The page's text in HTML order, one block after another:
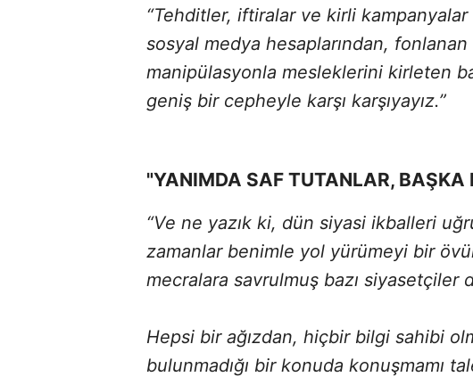
“Tehditler, iftiralar ve kirli
sosyal medya hesaplarından,
manipülasyonla mesleklerini kirleten
geniş bir cepheyle karşı karşıyayız.”
"YANIMDA SAF TUTANLAR,
“Ve ne yazık ki, dün siyasi ikballeri
zamanlar benimle yol yürümeyi bir
mecralara savrulmuş bazı siyasetçiler
Hepsi bir ağızdan, hiçbir bilgi sahibi
bulunmadığı bir konuda konuşmamı